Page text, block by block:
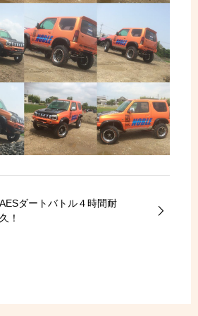
AESダートバトル４時間耐
久！